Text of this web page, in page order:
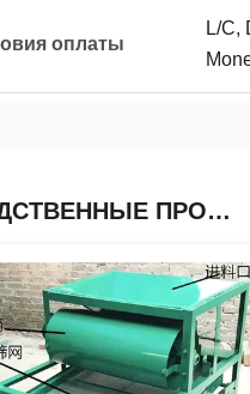
оплаты
L/C,
РОДСТВЕННЫЕ ПРОДУКТЫ